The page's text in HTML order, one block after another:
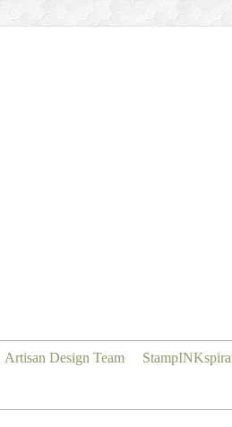
Artisan Design Team